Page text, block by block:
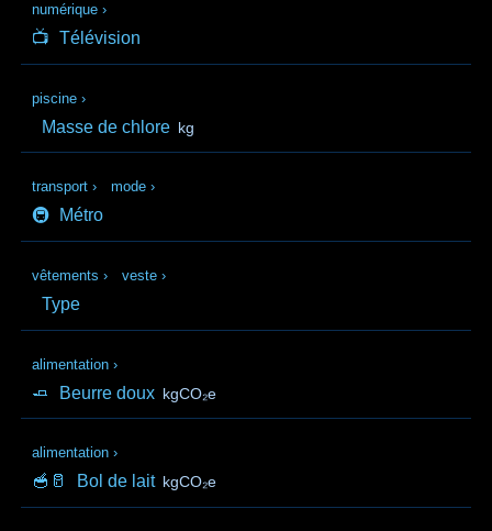
numérique ›
📺 Télévision
piscine ›
Masse de chlore kg
transport › mode ›
🚇 Métro
vêtements › veste ›
Type
alimentation ›
🧈 Beurre doux kgCO₂e
alimentation ›
🥣🥛 Bol de lait kgCO₂e